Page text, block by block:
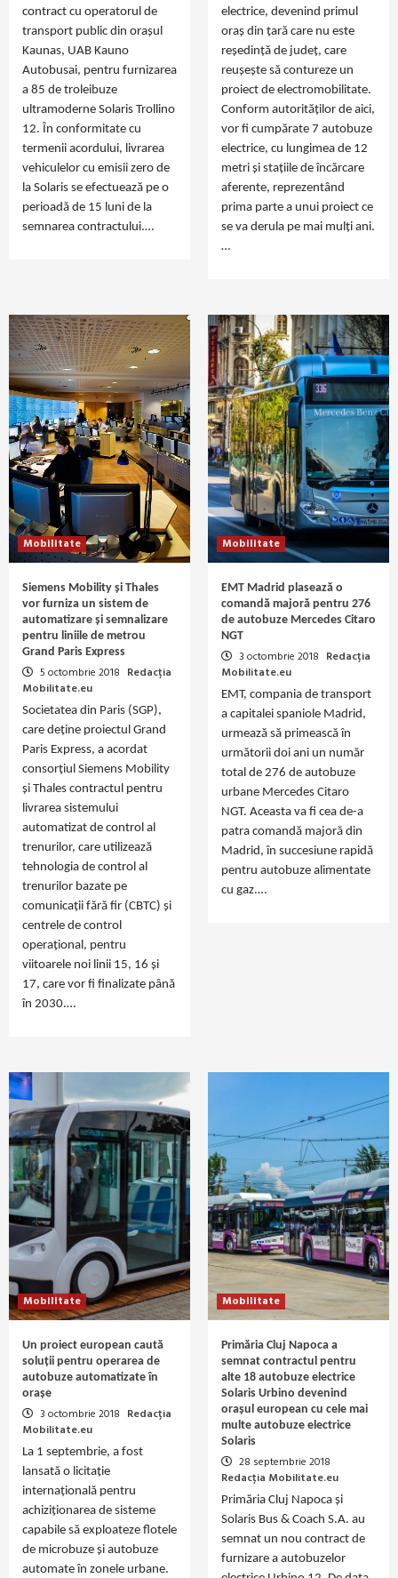
contract cu operatorul de
transport public din orașul
Kaunas, UAB Kauno
Autobusai, pentru furnizarea
a 85 de troleibuze
ultramoderne Solaris Trollino
12. În conformitate cu
termenii acordului, livrarea
vehiculelor cu emisii zero de
la Solaris se efectuează pe o
perioadă de 15 luni de la
semnarea contractului.…
electrice, devenind primul
oraș din țară care nu este
reședință de județ, care
reușește să contureze un
proiect de electromobilitate.
Conform autorităților de aici,
vor fi cumpărate 7 autobuze
electrice, cu lungimea de 12
metri și stațiile de încărcare
aferente, reprezentând
prima parte a unui proiect ce
se va derula pe mai mulți ani.
…
Mobilitate
Siemens Mobility și Thales
vor furniza un sistem de
automatizare și semnalizare
pentru liniile de metrou
Grand Paris Express
5 octombrie 2018 Redacția
Mobilitate.eu
Societatea din Paris (SGP),
care deține proiectul Grand
Paris Express, a acordat
consorțiul Siemens Mobility
și Thales contractul pentru
livrarea sistemului
automatizat de control al
trenurilor, care utilizează
tehnologia de control al
trenurilor bazate pe
comunicații fără fir (CBTC) și
centrele de control
operațional, pentru
viitoarele noi linii 15, 16 și
17, care vor fi finalizate până
în 2030.…
Mobilitate
EMT Madrid plasează o
comandă majoră pentru 276
de autobuze Mercedes Citaro
NGT
3 octombrie 2018 Redacția
Mobilitate.eu
EMT, compania de transport
a capitalei spaniole Madrid,
urmează să primească în
următorii doi ani un număr
total de 276 de autobuze
urbane Mercedes Citaro
NGT. Aceasta va fi cea de-a
patra comandă majoră din
Madrid, în succesiune rapidă
pentru autobuze alimentate
cu gaz.…
Mobilitate
Un proiect european caută
soluții pentru operarea de
autobuze automatizate în
orașe
3 octombrie 2018 Redacția
Mobilitate.eu
La 1 septembrie, a fost
lansată o licitație
internațională pentru
achiziționarea de sisteme
capabile să exploateze flotele
de microbuze și autobuze
automate în zonele urbane.
Mobilitate
Primăria Cluj Napoca a
semnat contractul pentru
alte 18 autobuze electrice
Solaris Urbino devenind
orașul european cu cele mai
multe autobuze electrice
Solaris
28 septembrie 2018
Redacția Mobilitate.eu
Primăria Cluj Napoca și
Solaris Bus & Coach S.A. au
semnat un nou contract de
furnizare a autobuzelor